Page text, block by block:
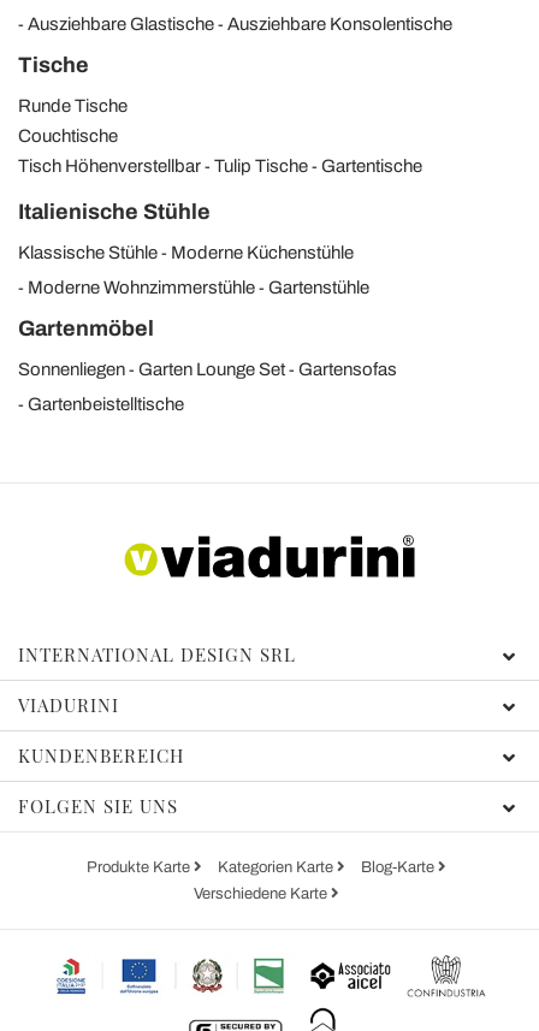
Ausziehbare Glastische
Ausziehbare Konsolentische
Tische
Runde Tische
Couchtische
Tisch Höhenverstellbar
Tulip Tische Gartentische
Italienische Stühle
Klassische Stühle
Moderne Küchenstühle
Moderne Wohnzimmerstühle
Gartenstühle
Gartenmöbel
Sonnenliegen Garten Lounge Set
Gartensofas
Gartenbeistelltische
INTERNATIONAL DESIGN SRL
VIADURINI
KUNDENBEREICH
FOLGEN SIE UNS
Produkte Karte Kategorien Karte
Blog-Karte
Verschiedene Karte